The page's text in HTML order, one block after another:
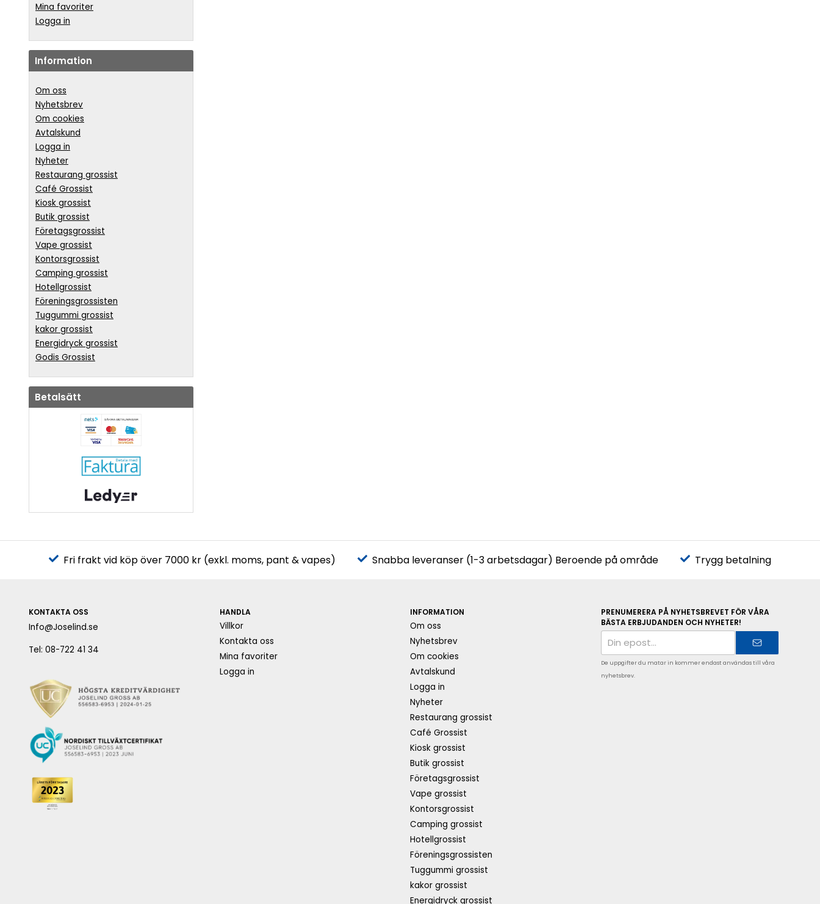
Mina favoriter
Logga in
Information
Om oss
Nyhetsbrev
Om cookies
Avtalskund
Logga in
Nyheter
Restaurang grossist
Café Grossist
Kiosk grossist
Butik grossist
Företagsgrossist
Vape grossist
Kontorsgrossist
Camping grossist
Hotellgrossist
Föreningsgrossisten
Tuggummi grossist
kakor grossist
Energidryck grossist
Godis Grossist
Betalsätt
Fri frakt vid köp över 7000 kr (exkl. moms, pant & vapes) Snabba leveranser (1-3 arbetsdagar) Beroende på område Trygg betalning
KONTAKTA OSS
Info@Joselind.se
Tel: 08-722 41 34
HANDLA
Villkor
Kontakta oss
Mina favoriter
Logga in
INFORMATION
Om oss
Nyhetsbrev
Om cookies
Avtalskund
Logga in
Nyheter
Restaurang grossist
Café Grossist
Kiosk grossist
Butik grossist
Företagsgrossist
Vape grossist
Kontorsgrossist
Camping grossist
Hotellgrossist
Föreningsgrossisten
Tuggummi grossist
kakor grossist
Energidryck grossist
PRENUMERERA PÅ NYHETSBREVET FÖR VÅRA
BÄSTA ERBJUDANDEN OCH NYHETER!
E-
postadress
De uppgifter du matar in kommer endast användas till våra
nyhetsbrev.